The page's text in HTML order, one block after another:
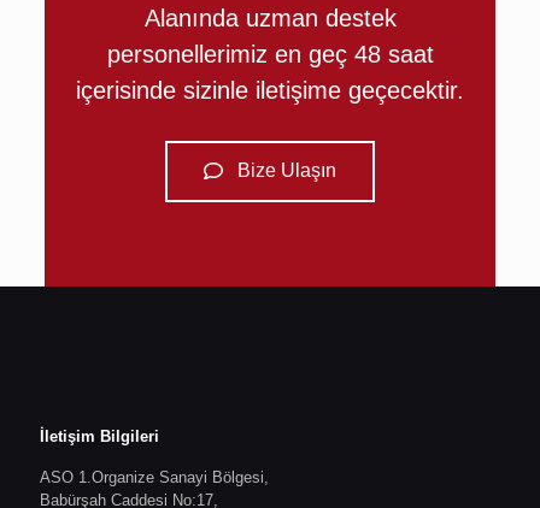
Alanında uzman destek
personellerimiz en geç 48 saat
içerisinde sizinle iletişime geçecektir.
Bize Ulaşın
İletişim Bilgileri
ASO 1.Organize Sanayi Bölgesi,
Babürşah Caddesi No:17,